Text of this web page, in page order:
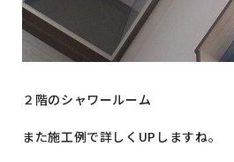
２階のシャワールーム
また施工例で詳しくUPしますね。